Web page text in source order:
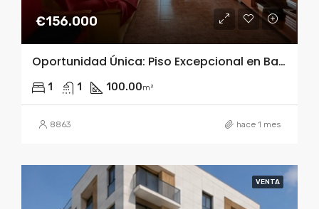
€156.000
Oportunidad Única: Piso Excepcional en Barbastro – Cooperativa
1 1 100.00m²
8863 hace 1 mes
VENTA